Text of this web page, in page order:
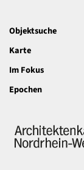
Objektsuche
Karte
Im Fokus
Epochen